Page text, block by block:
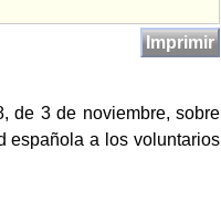
Imprimir
de 3 de noviembre, sobre
española a los voluntarios